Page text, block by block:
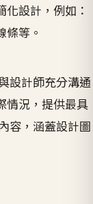
設計，例如：
等。
設計師充分溝通
情況，提供最具
容，涵蓋設計圖